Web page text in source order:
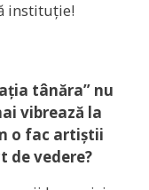
instituție!
tânăra” nu
vibrează la
o fac artiștii
de vedere?